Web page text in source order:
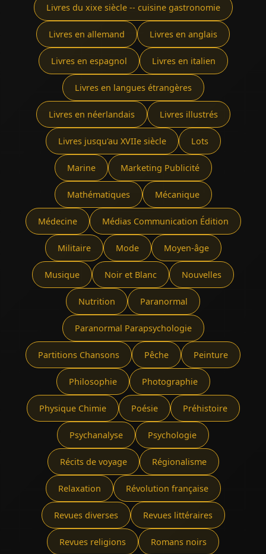
Livres du xixe siècle -- cuisine gastronomie
Livres en allemand Livres en anglais
Livres en espagnol Livres en italien
Livres en langues étrangères
Livres en néerlandais Livres illustrés
Livres jusqu'au XVIIe siècle Lots
Marine Marketing Publicité
Mathématiques Mécanique
Médecine Médias Communication Édition
Militaire Mode Moyen-âge
Musique Noir et Blanc Nouvelles
Nutrition Paranormal
Paranormal Parapsychologie
Partitions Chansons Pêche Peinture
Philosophie Photographie
Physique Chimie Poésie Préhistoire
Psychanalyse Psychologie
Récits de voyage Régionalisme
Relaxation Révolution française
Revues diverses Revues littéraires
Revues religions Romans noirs